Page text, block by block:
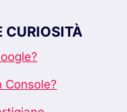
CURIOSITÀ
Console?